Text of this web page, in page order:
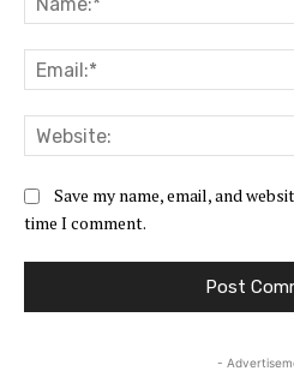
Save my name, email, and
time I comment.
-